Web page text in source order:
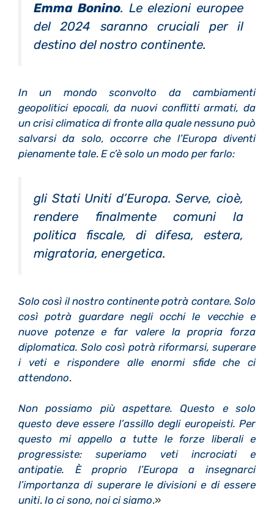
Emma Bonino. Le elezioni europee
del 2024 saranno cruciali per il
destino del nostro continente.
In un mondo sconvolto da cambiamenti
geopolitici epocali, da nuovi conflitti armati, da
un crisi climatica di fronte alla quale nessuno può
salvarsi da solo, occorre che l’Europa diventi
pienamente tale. E c’è solo un modo per farlo:
gli Stati Uniti d’Europa. Serve, cioè,
rendere finalmente comuni la
politica fiscale, di difesa, estera,
migratoria, energetica.
Solo così il nostro continente potrà contare. Solo
così potrà guardare negli occhi le vecchie e
nuove potenze e far valere la propria forza
diplomatica. Solo così potrà riformarsi, superare
i veti e rispondere alle enormi sfide che ci
attendono.
Non possiamo più aspettare. Questo e solo
questo deve essere l’assillo degli europeisti. Per
questo mi appello a tutte le forze liberali e
progressiste: superiamo veti incrociati e
antipatie. È proprio l’Europa a insegnarci
l’importanza di superare le divisioni e di essere
uniti. Io ci sono, noi ci siamo.»